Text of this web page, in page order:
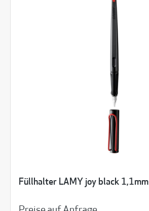
Füllhalter LAMY joy black 1,1mm